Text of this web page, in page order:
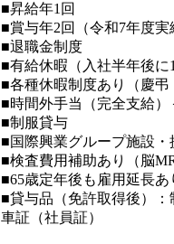
■昇給年1回
■賞与年2回（令和7年度実
■退職金制度
■有給休暇（入社半年後に
■各種休暇制度あり（慶
■時間外手当（完全支給）
■制服貸与
■国際興業グループ施設・
■検査費用補助あり（脳
■65歳定年後も雇用延長あ
■貸与品（免許取得後）
車証（社員証）